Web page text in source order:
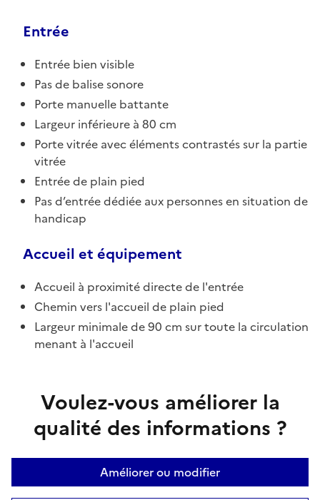
Entrée
Entrée bien visible
Pas de balise sonore
Porte manuelle battante
Largeur inférieure à 80 cm
Porte vitrée avec éléments contrastés sur la partie
vitrée
Entrée de plain pied
Pas d’entrée dédiée aux personnes en situation de
handicap
Accueil et équipement
Accueil à proximité directe de l'entrée
Chemin vers l'accueil de plain pied
Largeur minimale de 90 cm sur toute la circulation
menant à l'accueil
Voulez-vous améliorer la
qualité des informations ?
Améliorer ou modifier